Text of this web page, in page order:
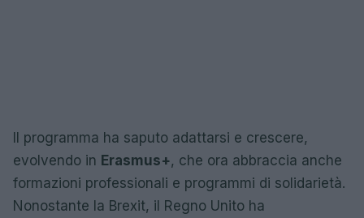
Il programma ha saputo adattarsi e crescere,
evolvendo in Erasmus+, che ora abbraccia anche
formazioni professionali e programmi di solidarietà.
Nonostante la Brexit, il Regno Unito ha